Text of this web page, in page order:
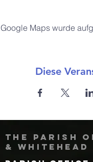
Google Maps wurde
Diese
The Parish
& Whitehead